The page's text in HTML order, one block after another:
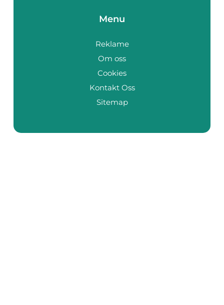
Menu
Reklame
Om oss
Cookies
Kontakt Oss
Sitemap